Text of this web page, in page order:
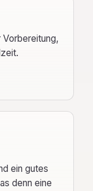
ein gutes
denn eine